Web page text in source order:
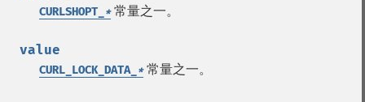
CURLSHOPT_ *常量之一。
value
CURL_LOCK_DATA_ *常量之一。